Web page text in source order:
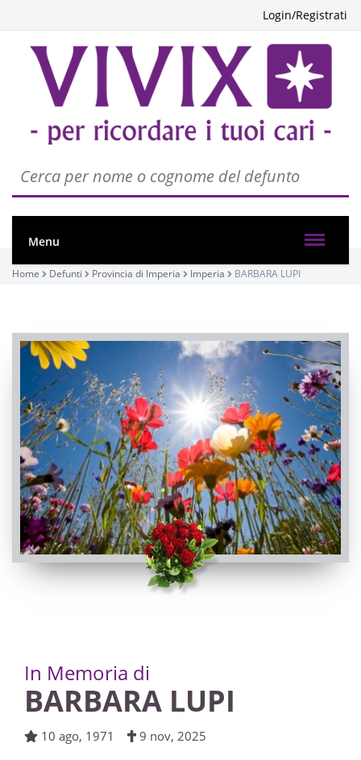
Login/Registrati
Menu
Home Defunti Provincia di Imperia Imperia BARBARA LUPI
In Memoria di
BARBARA LUPI
10 ago, 1971 9 nov, 2025
Visibile a tutti gli utenti
INVIA CONDOGLIANZE